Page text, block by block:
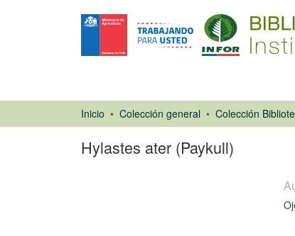
Inicio Colección general Colección
Hylastes ater (Paykull)